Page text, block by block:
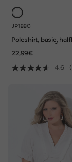
JP1880
Poloshirt, basic,
22,99€
4.6